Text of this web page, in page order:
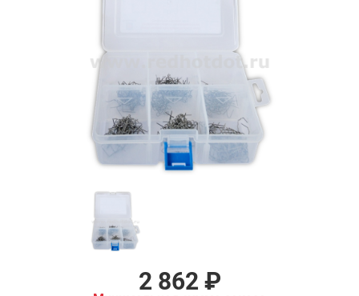
2 862 ₽
Добавить в корзину
Купить в 1 клик
В кредит от 95 руб/мес